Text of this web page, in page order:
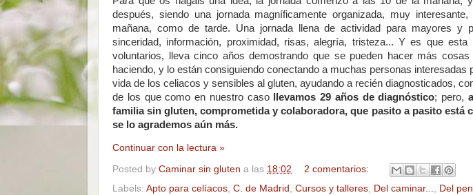
después, siendo una jornada magníficamente organizada, muy
mañana, como de tarde. Una jornada llena de actividad para mayores y
sinceridad, información, proximidad, risas, alegría, tristeza... Y es que esta
voluntarios, lleva cinco años demostrando que se pueden hacer más
haciendo, y lo están consiguiendo conectando a muchas personas interesadas
vida de los celiacos y sensibles al gluten, ayudando a recién diagnosticados,
de los que como en nuestro caso
llevamos 29 años de diagnóstico; pero,
familia sin gluten, comprometida y colaboradora, que pasito a pasito está
se lo agrademos aún más.
Continuar con la lectura »
Posted by Caminar sin gluten a las 18:02
2 comentarios:
Labels: Apto para celíacos, C. de Madrid , Cursos y talleres, Del caminar..., Del